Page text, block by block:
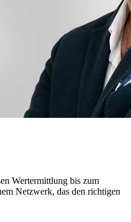
Wertermittlung bis zum
Netzwerk, das den richtigen